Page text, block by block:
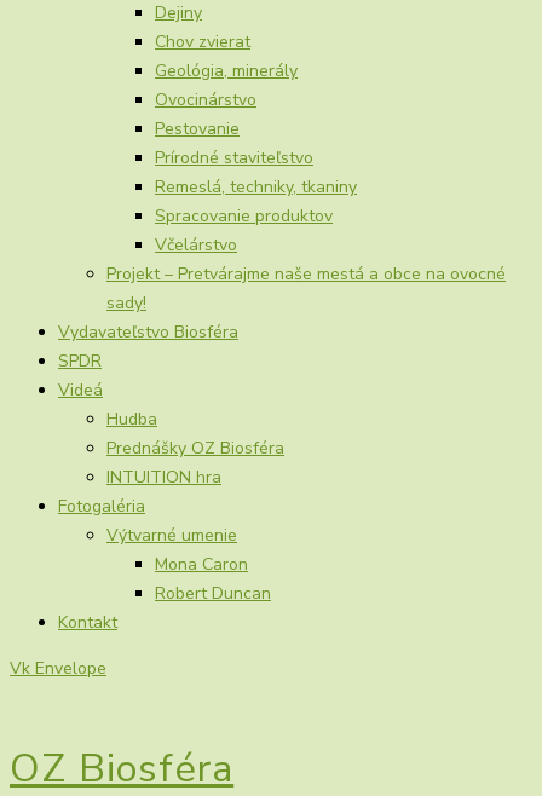
Dejiny
Chov zvierat
Geológia, minerály
Ovocinárstvo
Pestovanie
Prírodné staviteľstvo
Remeslá, techniky, tkaniny
Spracovanie produktov
Včelárstvo
Projekt – Pretvárajme naše mestá a obce na ovocné
sady!
Vydavateľstvo Biosféra
SPDR
Videá
Hudba
Prednášky OZ Biosféra
INTUITION hra
Fotogaléria
Výtvarné umenie
Mona Caron
Robert Duncan
Kontakt
Vk Envelope
OZ Biosféra